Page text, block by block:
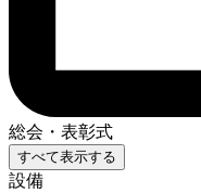
総会・表彰式
すべて表示する
設備